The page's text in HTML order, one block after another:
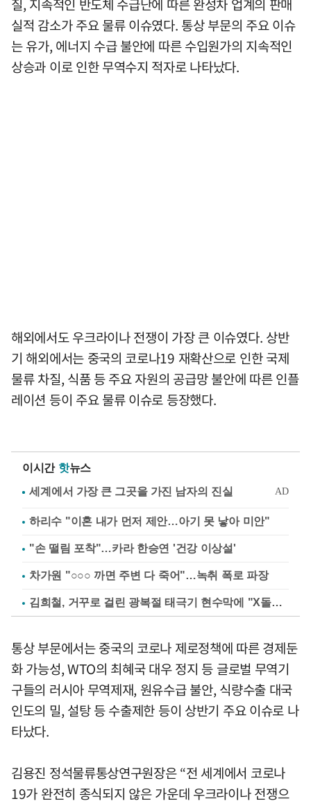
질, 지속적인 반도체 수급난에 따른 완성차 업계의 판매
실적 감소가 주요 물류 이슈였다. 통상 부문의 주요 이슈
는 유가, 에너지 수급 불안에 따른 수입원가의 지속적인
상승과 이로 인한 무역수지 적자로 나타났다.
해외에서도 우크라이나 전쟁이 가장 큰 이슈였다. 상반
기 해외에서는 중국의 코로나19 재확산으로 인한 국제
물류 차질, 식품 등 주요 자원의 공급망 불안에 따른 인플
레이션 등이 주요 물류 이슈로 등장했다.
이시간 핫뉴스
하리수 "이혼 내가 먼저 제안…아기 못 낳아 미안"
"손 떨림 포착"…카라 한승연 '건강 이상설'
차가원 "○○○ 까면 주변 다 죽어"…녹취 폭로 파장
김희철, 거꾸로 걸린 광복절 태극기 현수막에 "X돌았네"
통상 부문에서는 중국의 코로나 제로정책에 따른 경제둔
화 가능성, WTO의 최혜국 대우 정지 등 글로벌 무역기
구들의 러시아 무역제재, 원유수급 불안, 식량수출 대국
인도의 밀, 설탕 등 수출제한 등이 상반기 주요 이슈로 나
타났다.
김용진 정석물류통상연구원장은 “전 세계에서 코로나
19가 완전히 종식되지 않은 가운데 우크라이나 전쟁으